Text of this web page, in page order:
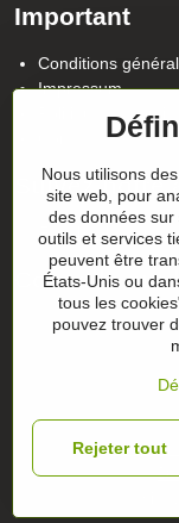
Important
Conditions
Impressum
Politique de
Suivez
Facebook
Conseils
Les chèques-
Nous utilisons
site web, pour
des données
outils et services
peuvent être
États-Unis ou
tous les
pouvez trouver
Rejeter tout